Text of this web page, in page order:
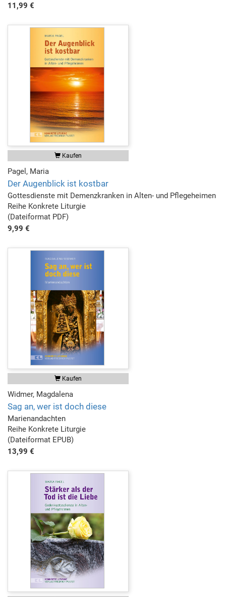
11,99 €
Kaufen
Pagel, Maria
Der Augenblick ist kostbar
Gottesdienste mit Demenzkranken in Alten- und Pflegeheimen
Reihe Konkrete Liturgie
(Dateiformat PDF)
9,99 €
Kaufen
Widmer, Magdalena
Sag an, wer ist doch diese
Marienandachten
Reihe Konkrete Liturgie
(Dateiformat EPUB)
13,99 €